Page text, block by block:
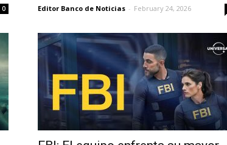
0 Editor Banco de Noticias - February 24, 2026